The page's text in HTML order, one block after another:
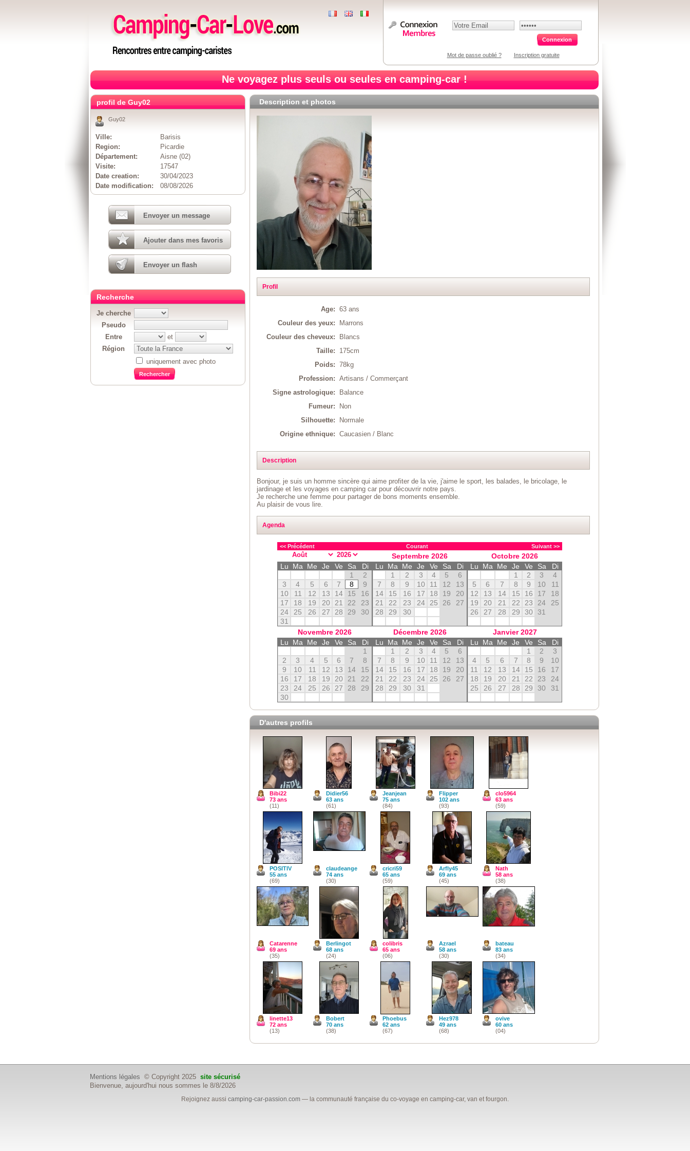
Mot de passe oublié ? Inscription gratuite
Ne voyagez plus seuls ou seules en camping-car !
Description et photos
Profil
Age:
63 ans
Couleur des yeux:
Marrons
Couleur des cheveux:
Blancs
Taille:
175cm
Poids:
78kg
Profession:
Artisans / Commerçant
Signe astrologique:
Balance
Fumeur:
Non
Silhouette:
Normale
Origine ethnique:
Caucasien / Blanc
Description
Bonjour, je suis un homme sincère qui aime profiter de la vie, j'aime le sport, les balades, le bricolage, le
jardinage et les voyages en camping car pour découvrir notre pays.
Je recherche une femme pour partager de bons moments ensemble.
Au plaisir de vous lire.
Agenda
<< Précédent Courant Suivant >>
Lu Ma Me Je Ve Sa
Di
1
2
3
4 5 6 7 8
9
10
11 12 13 14 15
16
17
18 19 20 21 22
23
24
25 26 27 28 29
30
31
Septembre 2026
Lu
Ma Me Je Ve Sa
Di
1
2 3 4 5
6
7
8 9 10 11 12
13
14
15 16 17 18 19
20
21
22 23 24 25 26
27
28
29 30
Octobre 2026
Lu
Ma Me Je Ve Sa
Di
1
2 3
4
5
6 7 8 9 10
11
12
13 14 15 16 17
18
19
20 21 22 23 24
25
26
27 28 29 30 31
Novembre 2026
Lu
Ma Me Je Ve Sa
Di
1
2
3 4 5 6 7
8
9
10 11 12 13 14
15
16
17 18 19 20 21
22
23
24 25 26 27 28
29
30
Décembre 2026
Lu
Ma Me Je Ve Sa
Di
1
2 3 4 5
6
7
8 9 10 11 12
13
14
15 16 17 18 19
20
21
22 23 24 25 26
27
28
29 30 31
Janvier 2027
Lu
Ma Me Je Ve Sa
Di
1
2
3
4
5 6 7 8 9
10
11
12 13 14 15 16
17
18
19 20 21 22 23
24
25
26 27 28 29 30 31
D'autres profils
Bibi22
73 ans
(11)
Didier56
63 ans
(61)
Jeanjean
75 ans
(84)
Flipper
102 ans
(93)
clo5964
63 ans
(59)
POSITIV
55 ans
(69)
claudeange
74 ans
(30)
cricri59
65 ans
(59)
Arfly45
69 ans
(45)
Nath
58 ans
(38)
Catarenne
69 ans
(35)
Berlingot
68 ans
(24)
colibris
65 ans
(06)
Azrael
58 ans
(30)
bateau
83 ans
(34)
linette13
72 ans
(13)
Bobert
70 ans
(38)
Phoebus
62 ans
(67)
Hez978
49 ans
(68)
ovive
60 ans
(04)
profil de Guy02
Guy02
Ville:
Barisis
Region:
Picardie
Département:
Aisne (02)
Visite:
17547
Date creation:
30/04/2023
Date modification:
08/08/2026
Envoyer un message
Ajouter dans mes favoris
Envoyer un flash
Recherche
Je cherche
Pseudo
Entre
et
Région
uniquement avec photo
Mentions légales © Copyright 2025 site sécurisé
Bienvenue, aujourd'hui nous sommes le 8/8/2026
Rejoignez aussi camping-car-passion.com — la communauté française du co-voyage en camping-car, van et fourgon.